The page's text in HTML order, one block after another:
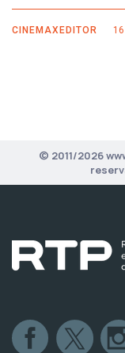
CINEMAXEDITOR
© 2011/2026